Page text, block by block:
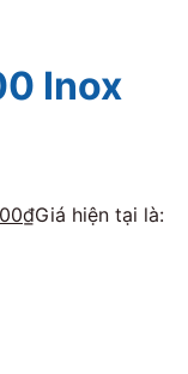
Inox
₫Giá hiện tại là: